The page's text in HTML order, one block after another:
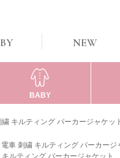
NEW
BABY
繍 キルティング パーカージャケッ
電車 刺繍 キルティング パーカージ
キルティング パーカージャケット